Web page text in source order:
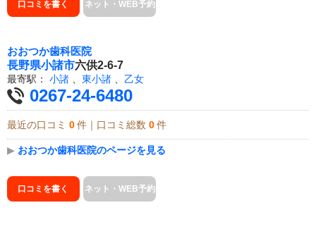
口コミを書く ネット・WEB予約
おおつか歯科医院
長野県小諸市六供2-6-7
最寄駅： 小諸 、 東小諸 、 乙女
0267-24-6480
最近の口コミ 0 件｜口コミ総数 0 件
▶ おおつか歯科医院のページを見る
口コミを書く ネット・WEB予約